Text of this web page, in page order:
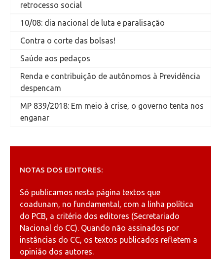
retrocesso social
10/08: dia nacional de luta e paralisação
Contra o corte das bolsas!
Saúde aos pedaços
Renda e contribuição de autônomos à Previdência
despencam
MP 839/2018: Em meio à crise, o governo tenta nos
enganar
NOTAS DOS EDITORES:
Só publicamos nesta página textos que
coadunam, no fundamental, com a linha política
do PCB, a critério dos editores (Secretariado
Nacional do CC). Quando não assinados por
instâncias do CC, os textos publicados refletem a
opinião dos autores.